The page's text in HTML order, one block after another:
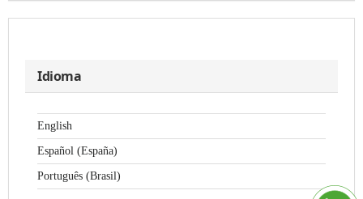
Idioma
English
Español (España)
Português (Brasil)